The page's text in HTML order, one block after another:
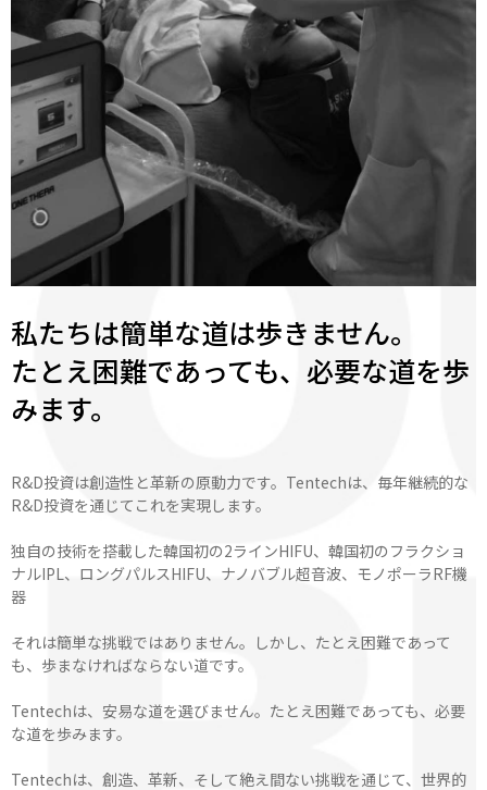
私たちは簡単な道は歩きません。
たとえ困難であっても、必要な道を歩
みます。
R&D投資は創造性と革新の原動力です。Tentechは、毎年継続的な
R&D投資を通じてこれを実現します。
独自の技術を搭載した韓国初の2ラインHIFU、韓国初のフラクショ
ナルIPL、ロングパルスHIFU、ナノバブル超音波、モノポーラRF機
器
それは簡単な挑戦ではありません。しかし、たとえ困難であって
も、歩まなければならない道です。
Tentechは、安易な道を選びません。たとえ困難であっても、必要
な道を歩みます。
Tentechは、創造、革新、そして絶え間ない挑戦を通じて、世界的